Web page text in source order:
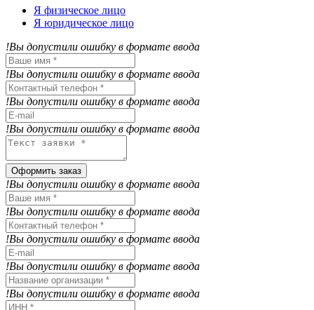
Я физическое лицо
Я юридическое лицо
!Вы допустили ошибку в формате ввода
!Вы допустили ошибку в формате ввода
!Вы допустили ошибку в формате ввода
!Вы допустили ошибку в формате ввода
Оформить заказ
!Вы допустили ошибку в формате ввода
!Вы допустили ошибку в формате ввода
!Вы допустили ошибку в формате ввода
!Вы допустили ошибку в формате ввода
!Вы допустили ошибку в формате ввода